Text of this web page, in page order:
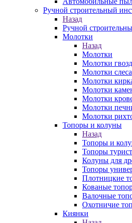
Ручной строительный
Назад
Ручной
Молотки
Назад
Молотки
Молотки
Молотки
Молотки
Молотки
Молотки
Молотки
Молотки
Топоры и колуны
Назад
Топоры и
Топоры
Колуны для
Топоры
Плотницкие
Кованые
Валочные
Охотничие
Киянки